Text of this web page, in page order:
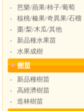
‧
芭樂/蘋果/柿子/葡萄
‧
核桃/榛果/奇異果/石榴
‧
棗/梨/木瓜/其他
‧
新品種水果苗
‧
水果成樹
樹苗
‧
新品種樹苗
‧
高經濟樹苗
‧
造林樹苗